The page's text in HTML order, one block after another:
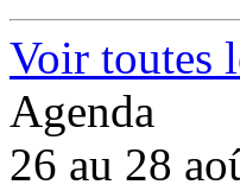
Voir toutes
Agenda
26 au 28